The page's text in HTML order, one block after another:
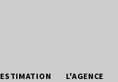
ESTIMATION L'AGENCE